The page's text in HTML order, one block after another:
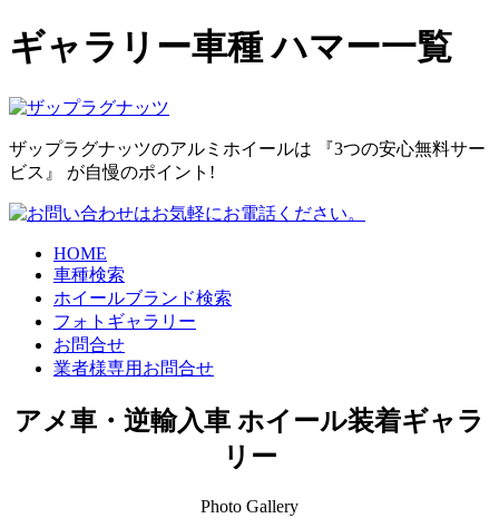
ギャラリー車種 ハマー一覧
ザップラグナッツのアルミホイールは
『3つの安心無料サー
ビス』 が自慢のポイント!
HOME
車種検索
ホイールブランド検索
フォトギャラリー
お問合せ
業者様専用お問合せ
アメ車・逆輸入車 ホイール装着ギャラ
リー
Photo Gallery